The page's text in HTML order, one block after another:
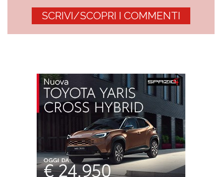
SCRIVI/SCOPRI I COMMENTI